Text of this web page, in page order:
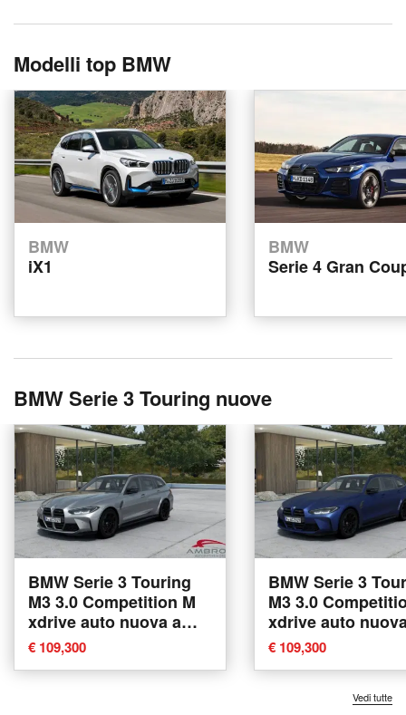
Modelli top BMW
BMW
iX1
BMW
Serie 4 Gran
BMW Serie 3 Touring nuove
BMW Serie 3 Touring
M3 3.0 Competition M
xdrive auto nuova a
Corciano
€ 109,300
BMW Serie 3
M3 3.0 Competition M
xdrive auto
Corciano
€ 109,300
Vedi tutte